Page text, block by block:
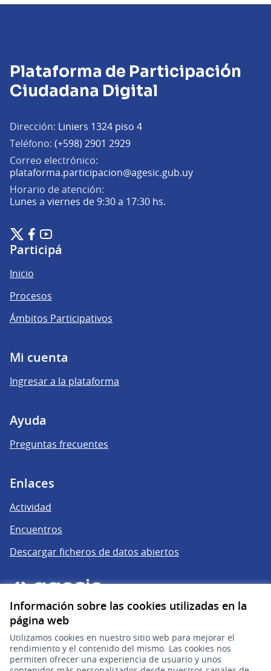
Información sobre las cookies utilizadas en la
página web
Utilizamos cookies en nuestro sitio web para mejorar el
rendimiento y el contenido del mismo. Las cookies nos
permiten ofrecer una experiencia de usuario y unos
Plataforma de Participación
Ciudadana Digital
Dirección: Liniers 1324 piso 4
Teléfono: (+598) 2901 2929
Correo electrónico:
plataforma.participacion@agesic.gub.uy(Abrir en una
Horario de atención:
Lunes a viernes de 9:30 a 17:30 hs.
Plataforma de Participación Ciudadana Digital en X
(Enlace externo)
Plataforma de Participación Ciudadana Digital en Facebook
(Enlace externo)
Plataforma de Participación Ciudadana Digital en
(Enlace externo)
Participá
Inicio
Procesos
Ámbitos Participativos
Mi cuenta
Ingresar a la plataforma
Ayuda
Preguntas frecuentes
Enlaces
Actividad
Encuentros
Descargar ficheros de datos abiertos
gub.uy